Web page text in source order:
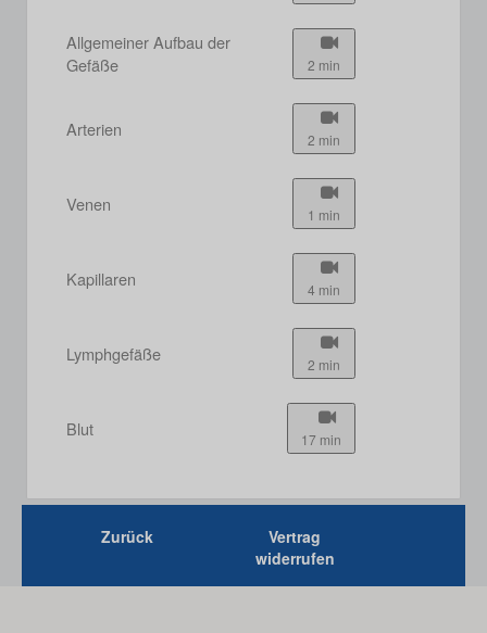
Allgemeiner Aufbau der
Gefäße
2 min
Arterien 2 min
Venen 1 min
Kapillaren 4 min
Lymphgefäße 2 min
Blut 17 min
Zurück
Vertrag
widerrufen